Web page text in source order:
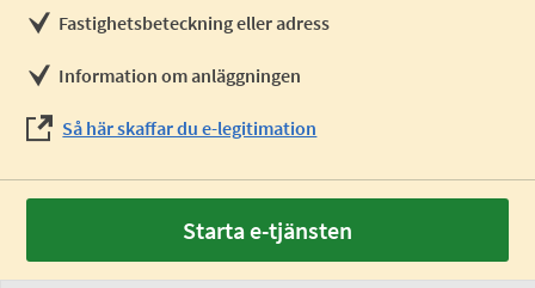
Fastighetsbeteckning eller adress
Information om anläggningen
Så här skaffar du e-legitimation
Starta e-tjänsten